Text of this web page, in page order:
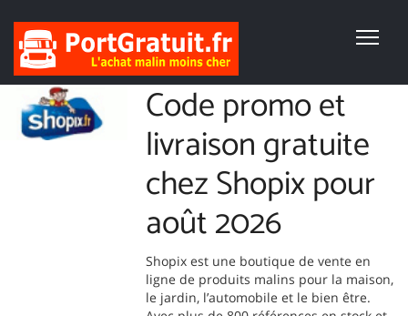
Code promo et
livraison gratuite
chez Shopix pour
août 2026
Shopix est une boutique de vente en
ligne de produits malins pour la maison,
le jardin, l’automobile et le bien être.